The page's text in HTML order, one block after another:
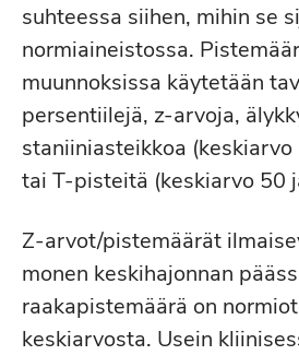
suhteessa siihen, mihin se
normiaineistossa.
muunnoksissa käytetään
persentiilejä, z-arvoja,
staniiniasteikkoa
tai T-pisteitä (keskiarvo 50
Z-arvot/pistemäärät
monen keskihajonnan
raakapistemäärä on
keskiarvosta. Usein